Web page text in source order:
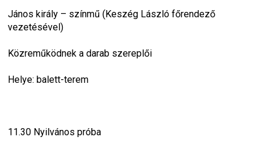
János király – színmű (Keszég László főrendező
vezetésével)
Közreműködnek a darab szereplői
Helye: balett-terem
11.30 Nyilvános próba